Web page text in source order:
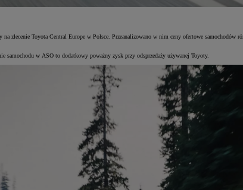
zlecenie Toyota Central Europe w Polsce. Przeanalizowano w nim ceny ofertowe
samochodu w ASO to dodatkowy poważny zysk przy odsprzedaży używanej Toyoty.